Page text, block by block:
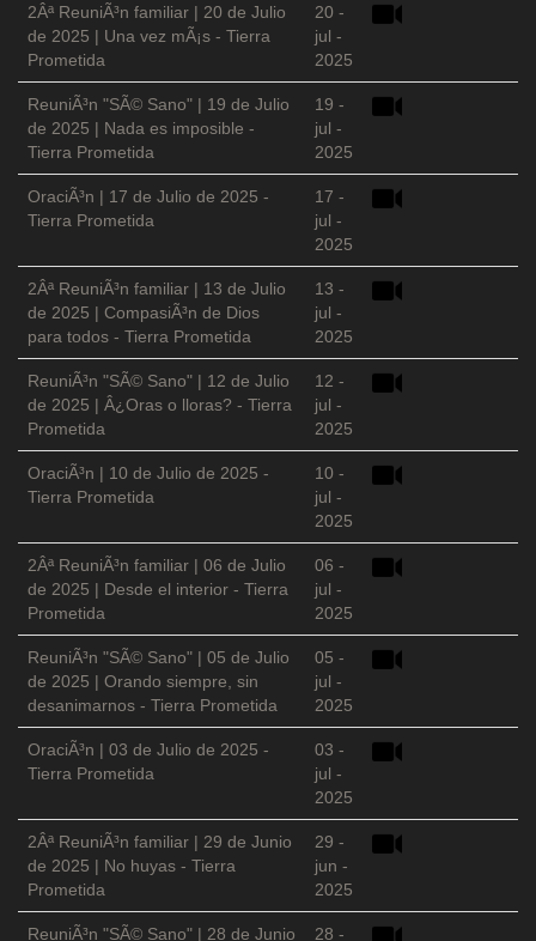
2Âª ReuniÃ³n familiar | 20 de Julio
de 2025 | Una vez mÃ¡s - Tierra
Prometida
20 -
jul -
2025
ReuniÃ³n "SÃ© Sano" | 19 de Julio
de 2025 | Nada es imposible -
Tierra Prometida
19 -
jul -
2025
OraciÃ³n | 17 de Julio de 2025 -
Tierra Prometida
17 -
jul -
2025
2Âª ReuniÃ³n familiar | 13 de Julio
de 2025 | CompasiÃ³n de Dios
para todos - Tierra Prometida
13 -
jul -
2025
ReuniÃ³n "SÃ© Sano" | 12 de Julio
de 2025 | Â¿Oras o lloras? - Tierra
Prometida
12 -
jul -
2025
OraciÃ³n | 10 de Julio de 2025 -
Tierra Prometida
10 -
jul -
2025
2Âª ReuniÃ³n familiar | 06 de Julio
de 2025 | Desde el interior - Tierra
Prometida
06 -
jul -
2025
ReuniÃ³n "SÃ© Sano" | 05 de Julio
de 2025 | Orando siempre, sin
desanimarnos - Tierra Prometida
05 -
jul -
2025
OraciÃ³n | 03 de Julio de 2025 -
Tierra Prometida
03 -
jul -
2025
2Âª ReuniÃ³n familiar | 29 de Junio
de 2025 | No huyas - Tierra
Prometida
29 -
jun -
2025
ReuniÃ³n "SÃ© Sano" | 28 de Junio
28 -